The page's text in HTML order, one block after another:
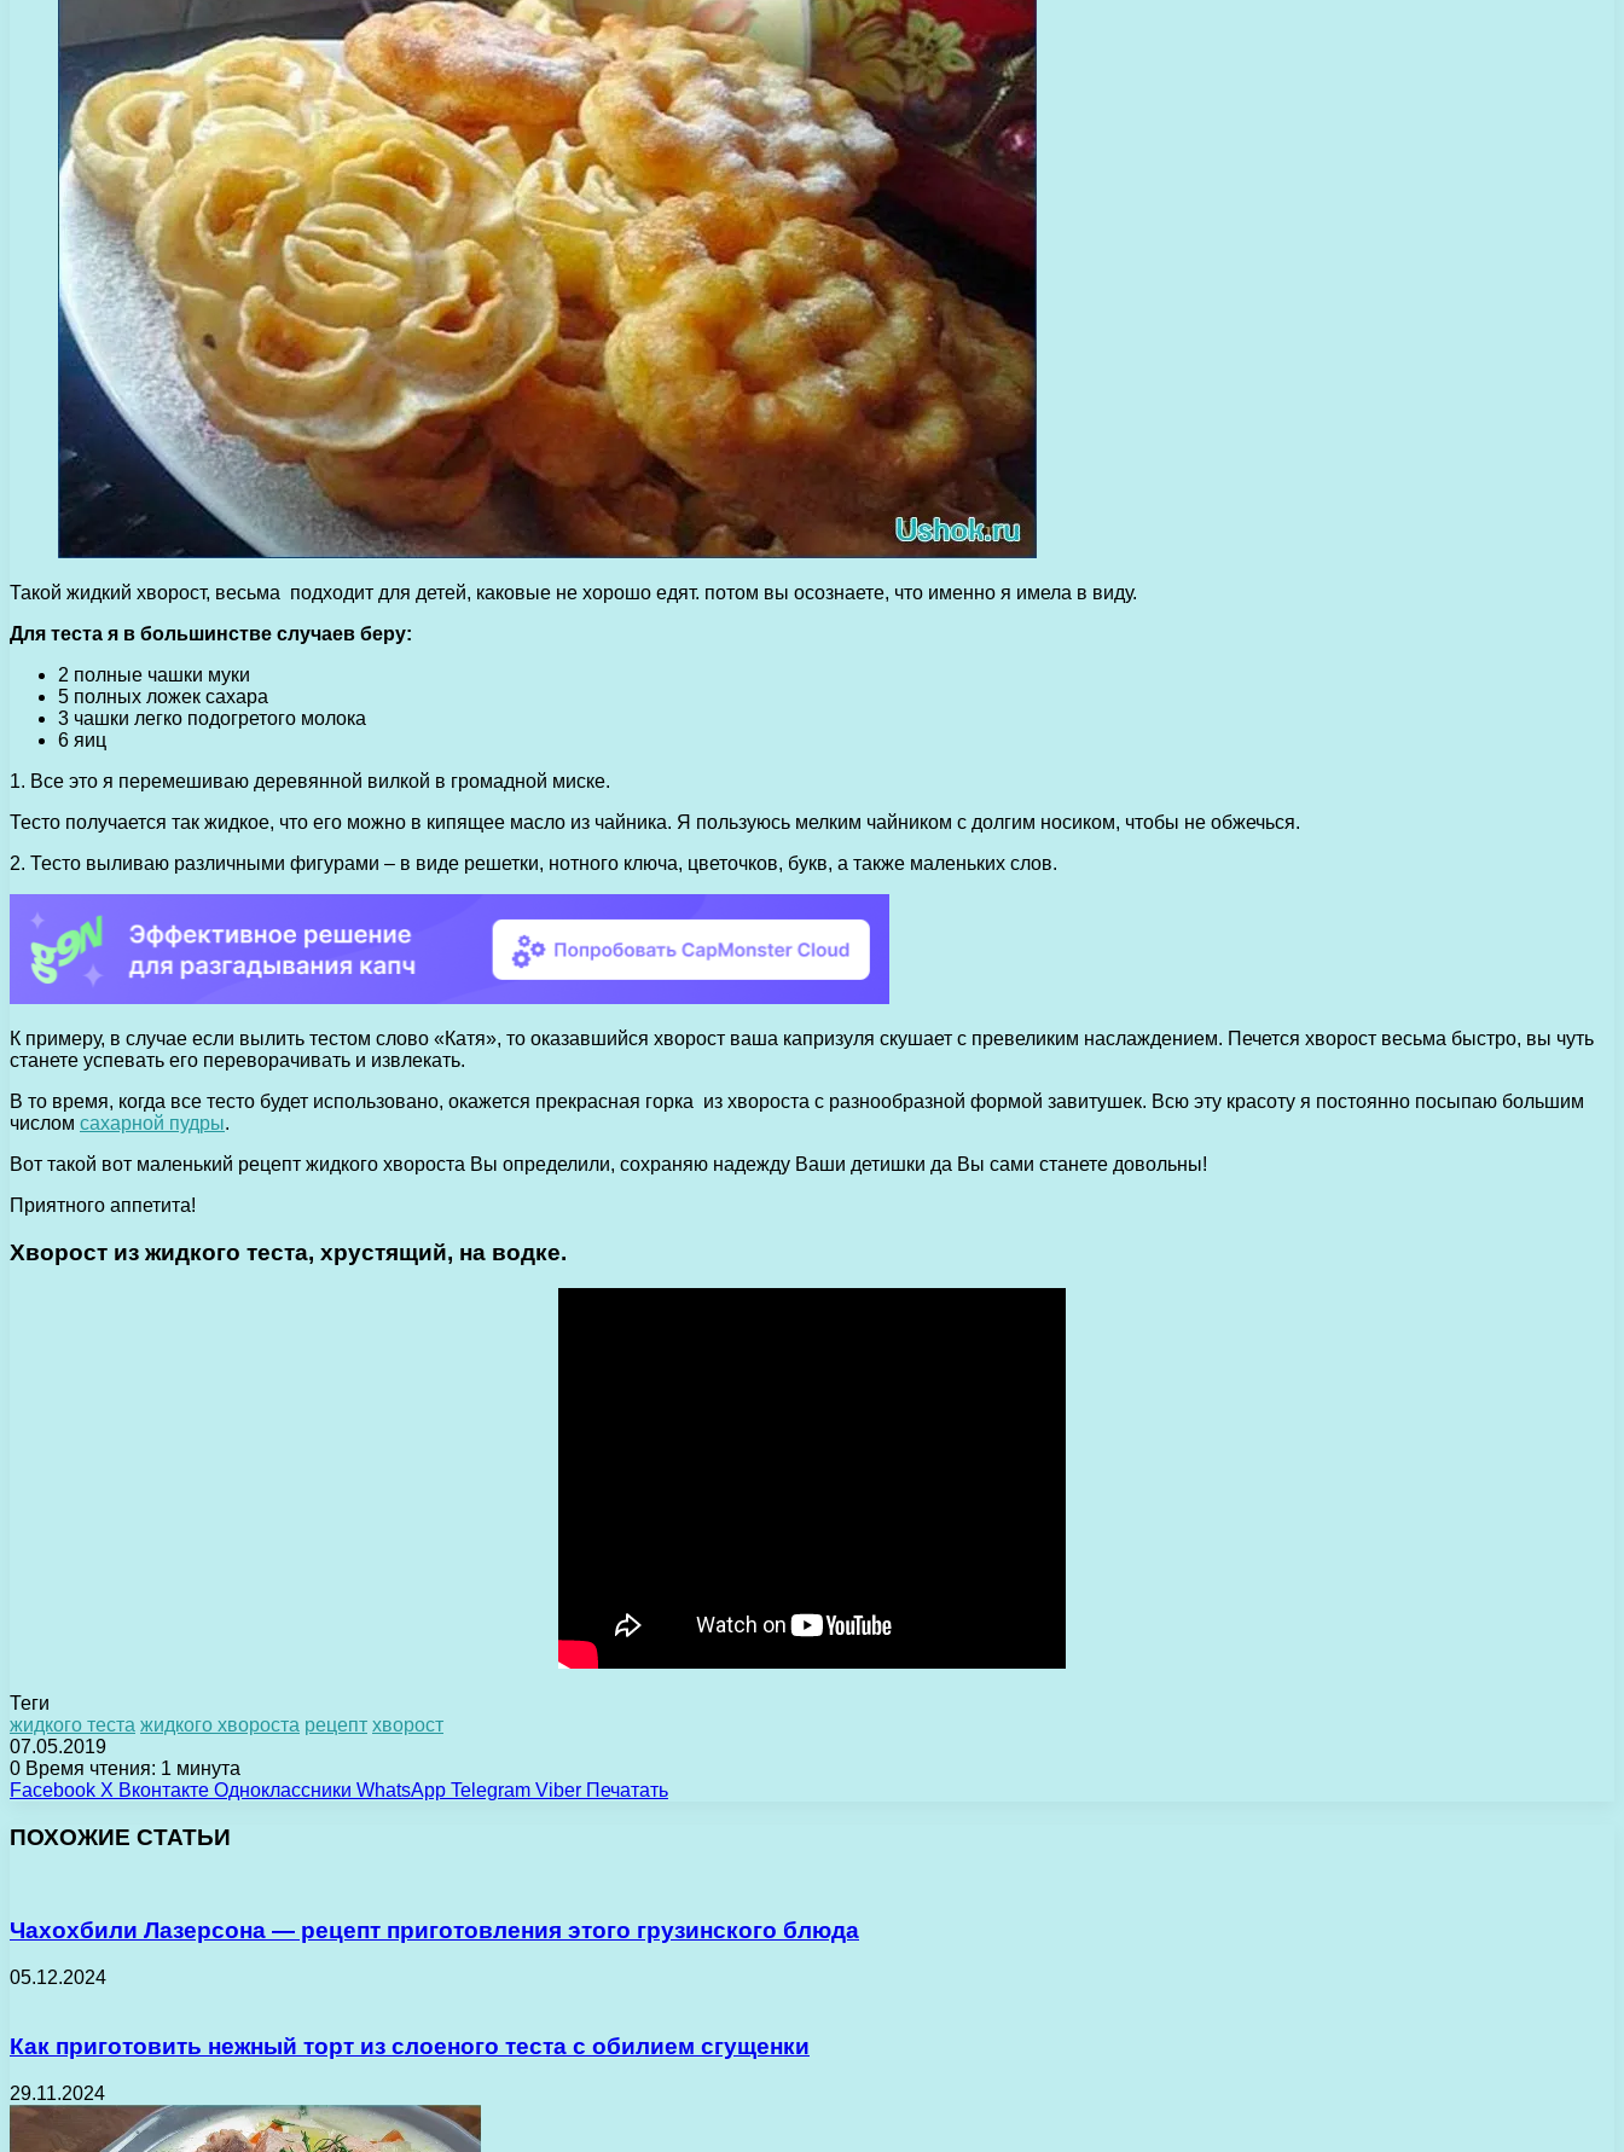
Такой жидкий хворост, весьма подходит для детей, каковые не хорошо едят. потом вы осознаете, что именно я имела в виду.
Для теста я в большинстве случаев беру:
2 полные чашки муки
5 полных ложек сахара
3 чашки легко подогретого молока
6 яиц
1. Все это я перемешиваю деревянной вилкой в громадной миске.
Тесто получается так жидкое, что его можно в кипящее масло из чайника. Я пользуюсь мелким чайником с долгим носиком, чтобы не обжечься.
2. Тесто выливаю различными фигурами – в виде решетки, нотного ключа, цветочков, букв, а также маленьких слов.
К примеру, в случае если вылить тестом слово «Катя», то оказавшийся хворост ваша капризуля скушает с превеликим наслаждением. Печется хворост весьма быстро, вы чуть
станете успевать его переворачивать и извлекать.
В то время, когда все тесто будет использовано, окажется прекрасная горка из хвороста с разнообразной формой завитушек. Всю эту красоту я постоянно посыпаю большим
числом сахарной пудры.
Вот такой вот маленький рецепт жидкого хвороста Вы определили, сохраняю надежду Ваши детишки да Вы сами станете довольны!
Приятного аппетита!
Хворост из жидкого теста, хрустящий, на водке.
Теги
жидкого теста жидкого хвороста рецепт хворост
07.05.2019
0 Время чтения: 1 минута
Facebook X Вконтакте Одноклассники WhatsApp Telegram Viber Печатать
ПОХОЖИЕ СТАТЬИ
Чахохбили Лазерсона — рецепт приготовления этого грузинского блюда
05.12.2024
Как приготовить нежный торт из слоеного теста с обилием сгущенки
29.11.2024